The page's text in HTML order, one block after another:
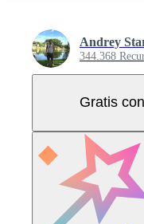
Andrey
344.368
Gratis